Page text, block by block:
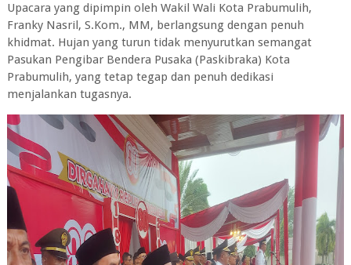
Upacara yang dipimpin oleh Wakil Wali Kota Prabumulih,
Franky Nasril, S.Kom., MM, berlangsung dengan penuh
khidmat. Hujan yang turun tidak menyurutkan semangat
Pasukan Pengibar Bendera Pusaka (Paskibraka) Kota
Prabumulih, yang tetap tegap dan penuh dedikasi
menjalankan tugasnya.